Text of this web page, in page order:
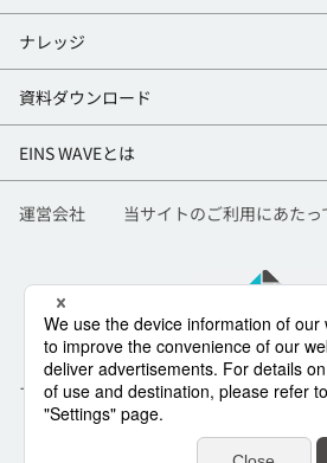
ナレッジ
資料ダウンロード
EINSWAVEとは
運営会社 当サイトのご利用にあたっ
TIS株式会社と株式会社インテックは合
社名を「TISI株式会社」に変更